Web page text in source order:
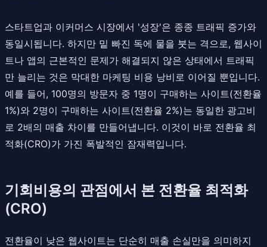
스타트업과 이커머스 시장에서 '성장'은 종종 트래픽 증가와
동일시됩니다. 하지만 밑 빠진 독에 물을 붓는 격으로, 웹사이
트나 앱의 근본적인 문제가 해결되지 않은 상태에서 트래픽
만 늘리는 것은 막대한 마케팅 비용 낭비로 이어질 뿐입니다.
예를 들어, 100명의 방문자 중 1명이 구매하는 사이트(전환율
1%)와 2명이 구매하는 사이트(전환율 2%)는 동일한 광고비
로 2배의 매출 차이를 만들어냅니다. 이것이 바로 전환율 최
적화(CRO)가 가진 폭발적인 잠재력입니다.
기회비용의 관점에서 본 전환율 최적화
(CRO)
전환율이 낮은 웹사이트는 단순히 매출 손실만을 의미하지